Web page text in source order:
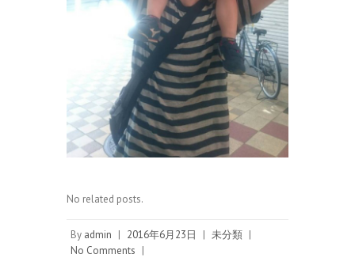
No related posts.
By admin | 2016年6月23日 | 未分類 |
No Comments |